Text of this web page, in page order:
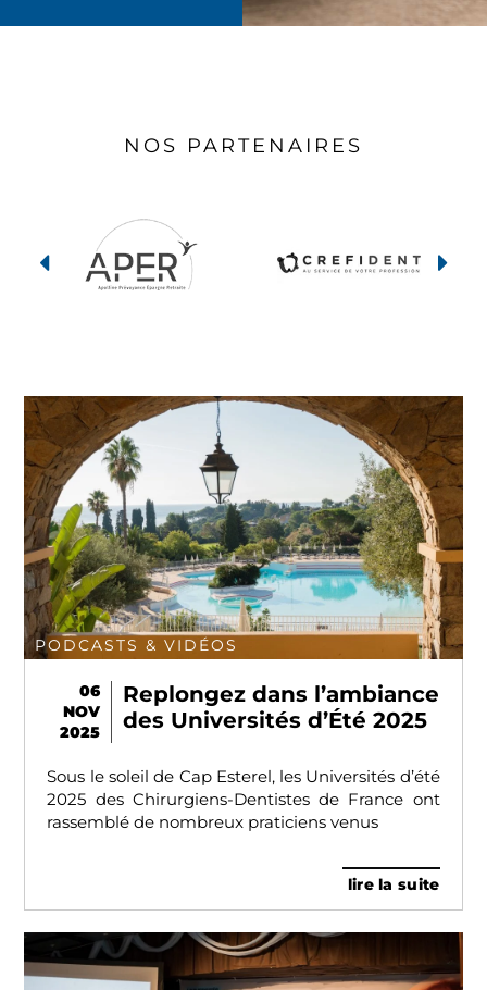
NOS PARTENAIRES
PODCASTS & VIDÉOS
06
NOV
2025
Replongez dans l’ambiance
des Universités d’Été 2025
Sous le soleil de Cap Esterel, les Universités d’été
2025 des Chirurgiens-Dentistes de France ont
rassemblé de nombreux praticiens venus
lire la suite